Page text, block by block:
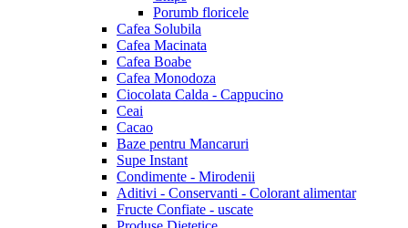
Porumb floricele
Cafea Solubila
Cafea Macinata
Cafea Boabe
Cafea Monodoza
Ciocolata Calda - Cappucino
Ceai
Cacao
Baze pentru Mancaruri
Supe Instant
Condimente - Mirodenii
Aditivi - Conservanti - Colorant alimentar
Fructe Confiate - uscate